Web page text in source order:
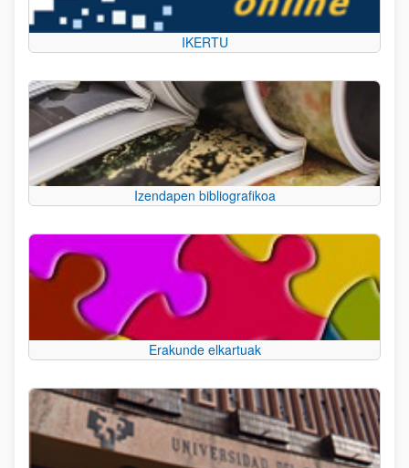
IKERTU
Izendapen bibliografikoa
Erakunde elkartuak